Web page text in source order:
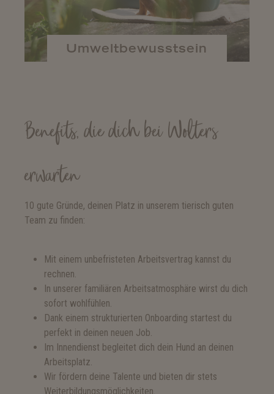
Umweltbewusstsein
Benefits, die dich bei Wolters
erwarten
10 gute Gründe, deinen Platz in unserem tierisch guten
Team zu finden:
Mit einem unbefristeten Arbeitsvertrag kannst du
rechnen.
In unserer familiären Arbeitsatmosphäre wirst du dich
sofort wohlfühlen.
Dank einem strukturierten Onboarding startest du
perfekt in deinen neuen Job.
Im Innendienst begleitet dich dein Hund an deinen
Arbeitsplatz.
Wir fördern deine Talente und bieten dir stets
Weiterbildungsmöglichkeiten.